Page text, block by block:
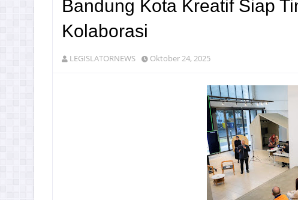
Bandung Kota Kreatif Siap
Kolaborasi
LEGISLATORNEWS Oktober 24, 2025